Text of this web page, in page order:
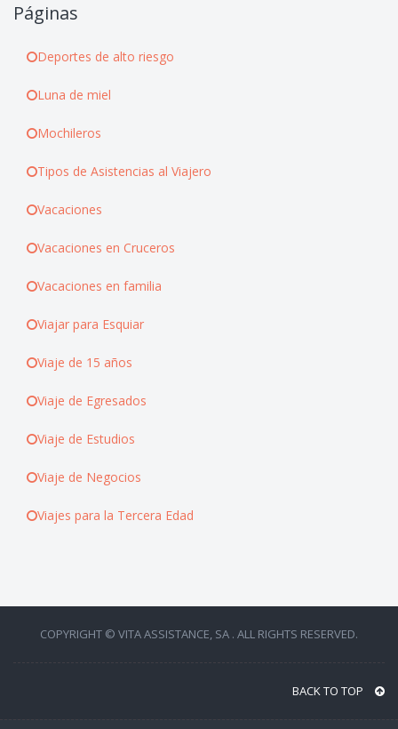
Páginas
Deportes de alto riesgo
Luna de miel
Mochileros
Tipos de Asistencias al Viajero
Vacaciones
Vacaciones en Cruceros
Vacaciones en familia
Viajar para Esquiar
Viaje de 15 años
Viaje de Egresados
Viaje de Estudios
Viaje de Negocios
Viajes para la Tercera Edad
COPYRIGHT © VITA ASSISTANCE, SA . ALL RIGHTS RESERVED.
BACK TO TOP